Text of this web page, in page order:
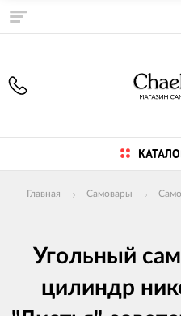
Главная Самовары
Угольный
цилиндр